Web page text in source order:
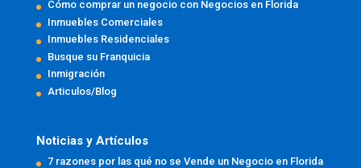
Cómo comprar un negocio con Negocios en Florida
Inmuebles Comerciales
Inmuebles Residenciales
Busque su Franquicia
Inmigración
Articulos/Blog
Noticias y Artículos
7 razones por las qué no se Vende un Negocio en Florida